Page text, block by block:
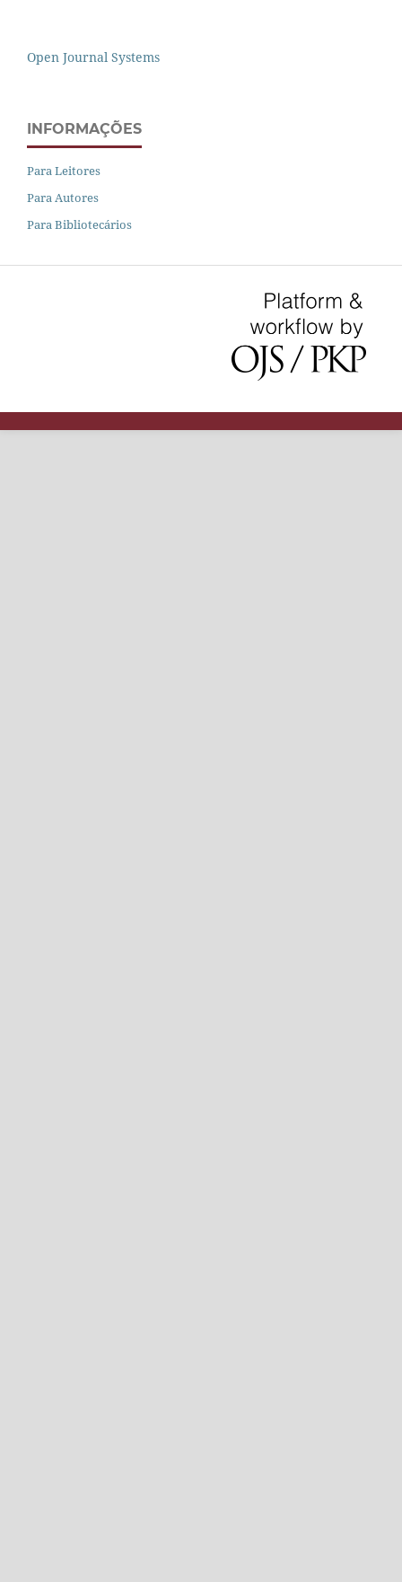
Open Journal Systems
INFORMAÇÕES
Para Leitores
Para Autores
Para Bibliotecários